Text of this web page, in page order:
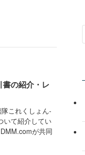
の紹介・レ
これくしょん-
いて紹介してい
が共同